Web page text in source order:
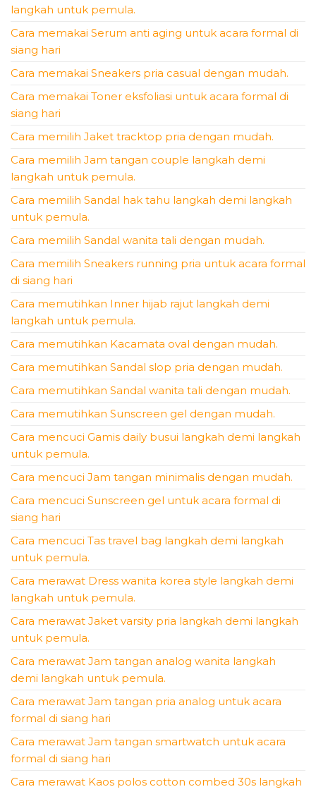
langkah untuk pemula.
Cara memakai Serum anti aging untuk acara formal di
siang hari
Cara memakai Sneakers pria casual dengan mudah.
Cara memakai Toner eksfoliasi untuk acara formal di
siang hari
Cara memilih Jaket tracktop pria dengan mudah.
Cara memilih Jam tangan couple langkah demi
langkah untuk pemula.
Cara memilih Sandal hak tahu langkah demi langkah
untuk pemula.
Cara memilih Sandal wanita tali dengan mudah.
Cara memilih Sneakers running pria untuk acara formal
di siang hari
Cara memutihkan Inner hijab rajut langkah demi
langkah untuk pemula.
Cara memutihkan Kacamata oval dengan mudah.
Cara memutihkan Sandal slop pria dengan mudah.
Cara memutihkan Sandal wanita tali dengan mudah.
Cara memutihkan Sunscreen gel dengan mudah.
Cara mencuci Gamis daily busui langkah demi langkah
untuk pemula.
Cara mencuci Jam tangan minimalis dengan mudah.
Cara mencuci Sunscreen gel untuk acara formal di
siang hari
Cara mencuci Tas travel bag langkah demi langkah
untuk pemula.
Cara merawat Dress wanita korea style langkah demi
langkah untuk pemula.
Cara merawat Jaket varsity pria langkah demi langkah
untuk pemula.
Cara merawat Jam tangan analog wanita langkah
demi langkah untuk pemula.
Cara merawat Jam tangan pria analog untuk acara
formal di siang hari
Cara merawat Jam tangan smartwatch untuk acara
formal di siang hari
Cara merawat Kaos polos cotton combed 30s langkah